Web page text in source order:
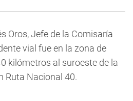
Oros, Jefe de la Comisaría
vial fue en la zona de
kilómetros al suroeste de la
Ruta Nacional 40.